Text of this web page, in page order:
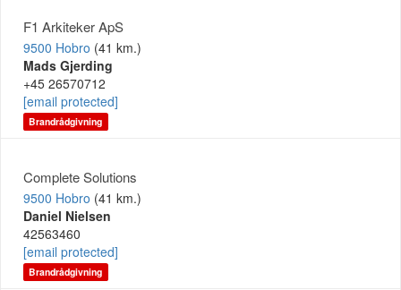
F1 Arkiteker ApS
9500 Hobro (41 km.)
Mads Gjerding
+45 26570712
[email protected]
Brandrådgivning
Complete Solutions
9500 Hobro (41 km.)
Daniel Nielsen
42563460
[email protected]
Brandrådgivning